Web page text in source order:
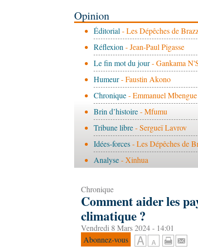
Opinion
Éditorial - Les Dépêches de
Réflexion - Jean-Paul Pigasse
Le fin mot du jour- Gankama
Humeur- Faustin Akono
Chronique- Emmanuel Mbengue
Brin d’histoire- Mfumu
Tribune libre- Sergueï Lavrov
Idées-forces- Les Dépêches de
Analyse- Xinhua
Chronique
Comment aider les
climatique ?
Vendredi 8 Mars 2024 - 14:01
Abonnez-vous